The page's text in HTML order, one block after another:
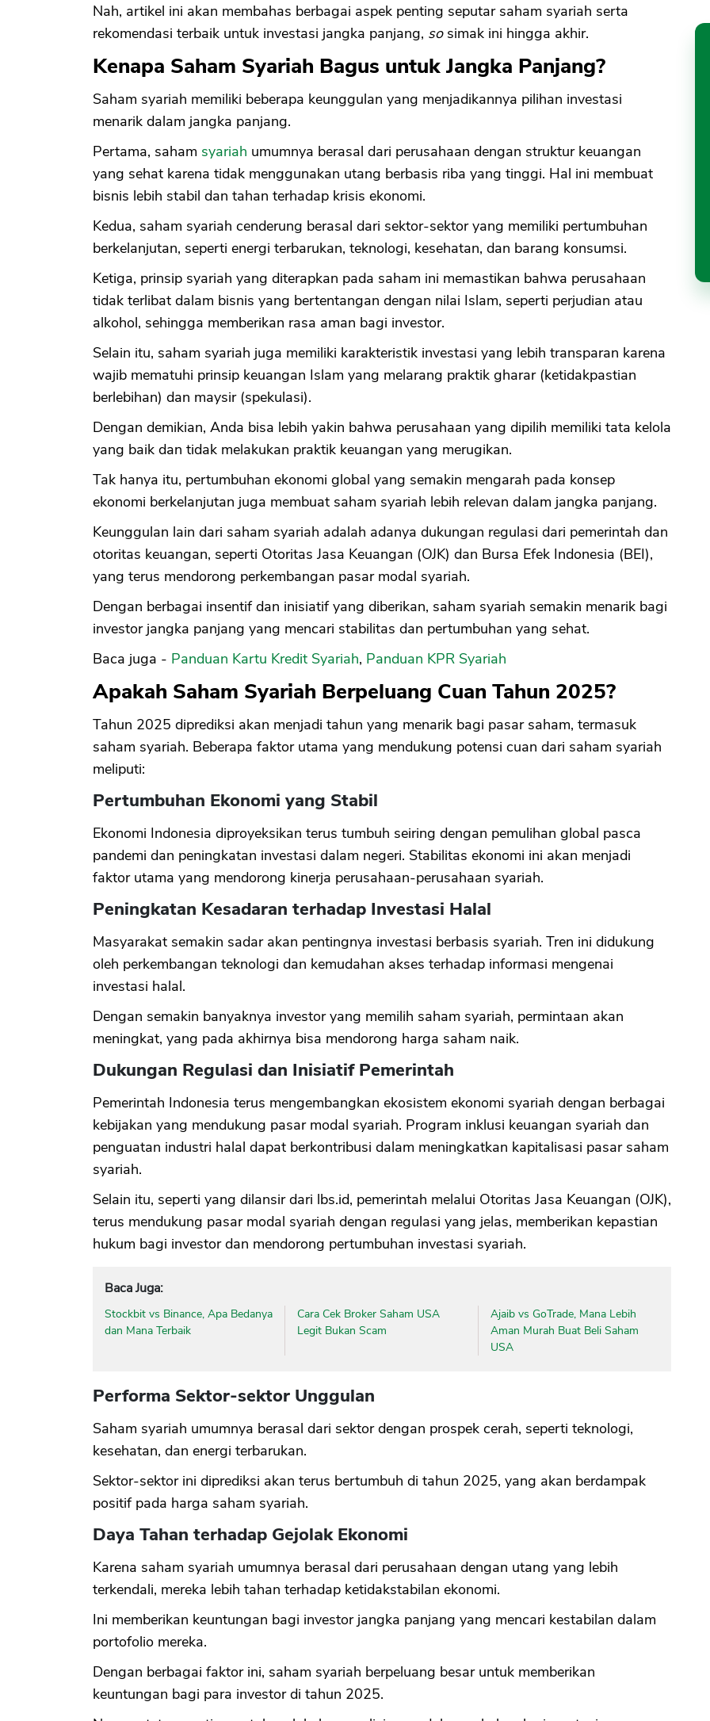
Nah, artikel ini akan membahas berbagai aspek penting seputar saham syariah serta
rekomendasi terbaik untuk investasi jangka panjang, sosimak ini hingga akhir.
Kenapa Saham Syariah Bagus untuk Jangka Panjang?
Saham syariah memiliki beberapa keunggulan yang menjadikannya pilihan investasi
menarik dalam jangka panjang.
Pertama, saham syariah umumnya berasal dari perusahaan dengan struktur keuangan
yang sehat karena tidak menggunakan utang berbasis riba yang tinggi. Hal ini membuat
bisnis lebih stabil dan tahan terhadap krisis ekonomi.
Kedua, saham syariah cenderung berasal dari sektor-sektor yang memiliki pertumbuhan
berkelanjutan, seperti energi terbarukan, teknologi, kesehatan, dan barang konsumsi.
Ketiga, prinsip syariah yang diterapkan pada saham ini memastikan bahwa perusahaan
tidak terlibat dalam bisnis yang bertentangan dengan nilai Islam, seperti perjudian atau
alkohol, sehingga memberikan rasa aman bagi investor.
Selain itu, saham syariah juga memiliki karakteristik investasi yang lebih transparan karena
wajib mematuhi prinsip keuangan Islam yang melarang praktik gharar (ketidakpastian
berlebihan) dan maysir (spekulasi).
Dengan demikian, Anda bisa lebih yakin bahwa perusahaan yang dipilih memiliki tata kelola
yang baik dan tidak melakukan praktik keuangan yang merugikan.
Tak hanya itu, pertumbuhan ekonomi global yang semakin mengarah pada konsep
ekonomi berkelanjutan juga membuat saham syariah lebih relevan dalam jangka panjang.
Keunggulan lain dari saham syariah adalah adanya dukungan regulasi dari pemerintah dan
otoritas keuangan, seperti Otoritas Jasa Keuangan (OJK) dan Bursa Efek Indonesia (BEI),
yang terus mendorong perkembangan pasar modal syariah.
Dengan berbagai insentif dan inisiatif yang diberikan, saham syariah semakin menarik bagi
investor jangka panjang yang mencari stabilitas dan pertumbuhan yang sehat.
Baca juga - Panduan Kartu Kredit Syariah, Panduan KPR Syariah
Apakah Saham Syariah Berpeluang Cuan Tahun 2025?
Tahun 2025 diprediksi akan menjadi tahun yang menarik bagi pasar saham, termasuk
saham syariah. Beberapa faktor utama yang mendukung potensi cuan dari saham syariah
meliputi:
Pertumbuhan Ekonomi yang Stabil
Ekonomi Indonesia diproyeksikan terus tumbuh seiring dengan pemulihan global pasca
pandemi dan peningkatan investasi dalam negeri. Stabilitas ekonomi ini akan menjadi
faktor utama yang mendorong kinerja perusahaan-perusahaan syariah.
Peningkatan Kesadaran terhadap Investasi Halal
Masyarakat semakin sadar akan pentingnya investasi berbasis syariah. Tren ini didukung
oleh perkembangan teknologi dan kemudahan akses terhadap informasi mengenai
investasi halal.
Dengan semakin banyaknya investor yang memilih saham syariah, permintaan akan
meningkat, yang pada akhirnya bisa mendorong harga saham naik.
Dukungan Regulasi dan Inisiatif Pemerintah
Pemerintah Indonesia terus mengembangkan ekosistem ekonomi syariah dengan berbagai
kebijakan yang mendukung pasar modal syariah. Program inklusi keuangan syariah dan
penguatan industri halal dapat berkontribusi dalam meningkatkan kapitalisasi pasar saham
syariah.
Selain itu, seperti yang dilansir dari lbs.id, pemerintah melalui Otoritas Jasa Keuangan (OJK),
terus mendukung pasar modal syariah dengan regulasi yang jelas, memberikan kepastian
hukum bagi investor dan mendorong pertumbuhan investasi syariah.
Baca Juga:
Stockbit vs Binance, Apa Bedanya
dan Mana Terbaik
Cara Cek Broker Saham USA
Legit Bukan Scam
Ajaib vs GoTrade, Mana Lebih
Aman Murah Buat Beli Saham
USA
Performa Sektor-sektor Unggulan
Saham syariah umumnya berasal dari sektor dengan prospek cerah, seperti teknologi,
kesehatan, dan energi terbarukan.
Sektor-sektor ini diprediksi akan terus bertumbuh di tahun 2025, yang akan berdampak
positif pada harga saham syariah.
Daya Tahan terhadap Gejolak Ekonomi
Karena saham syariah umumnya berasal dari perusahaan dengan utang yang lebih
terkendali, mereka lebih tahan terhadap ketidakstabilan ekonomi.
Ini memberikan keuntungan bagi investor jangka panjang yang mencari kestabilan dalam
portofolio mereka.
Dengan berbagai faktor ini, saham syariah berpeluang besar untuk memberikan
keuntungan bagi para investor di tahun 2025.
CANCEL